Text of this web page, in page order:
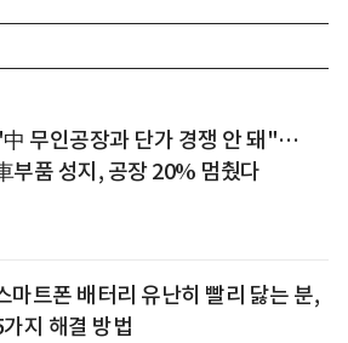
무인공장과 단가 경쟁 안 돼"…
부품 성지, 공장 20% 멈췄다
마트폰 배터리 유난히 빨리 닳는 분,
가지 해결 방법